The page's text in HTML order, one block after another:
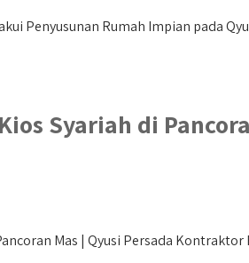
Penyusunan Rumah Impian pada
Syariah di
Mas | Qyusi Persada Kontraktor